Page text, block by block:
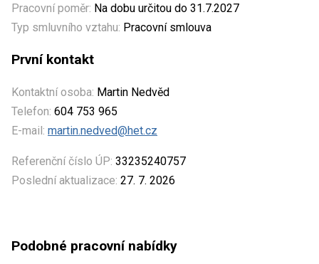
Pracovní poměr: Na dobu určitou do 31.7.2027
Typ smluvního vztahu: Pracovní smlouva
První kontakt
Kontaktní osoba: Martin Nedvěd
Telefon: 604 753 965
E-mail: martin.nedved@het.cz
Referenční číslo ÚP: 33235240757
Poslední aktualizace: 27. 7. 2026
Podobné pracovní nabídky